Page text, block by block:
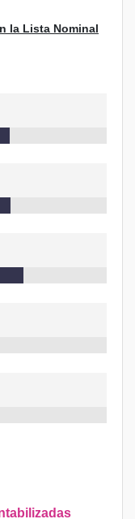
la Lista Nominal